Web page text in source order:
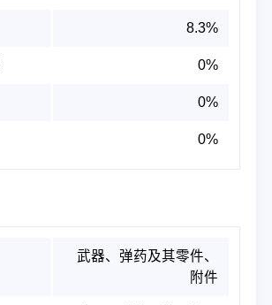
8.3%
0%
0%
0%
武器、弹药及其零件、
附件